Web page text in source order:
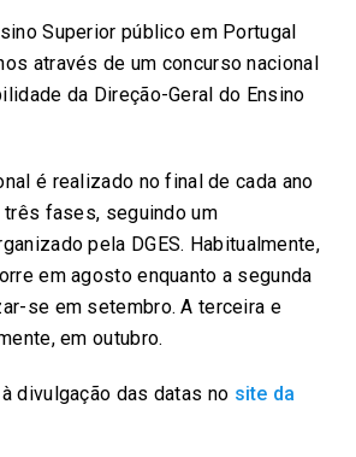
Superior público em Portugal
através de um concurso nacional
da Direção-Geral do Ensino
é realizado no final de cada ano
fases, seguindo um
pela DGES. Habitualmente,
em agosto enquanto a segunda
se em setembro. A terceira e
em outubro.
divulgação das datas no site da